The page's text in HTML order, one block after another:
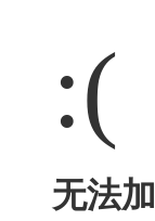
:(
无法